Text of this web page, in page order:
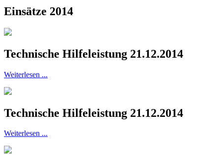
Einsätze 2014
Technische Hilfeleistung 21.12.2014
Weiterlesen ...
Technische Hilfeleistung 21.12.2014
Weiterlesen ...